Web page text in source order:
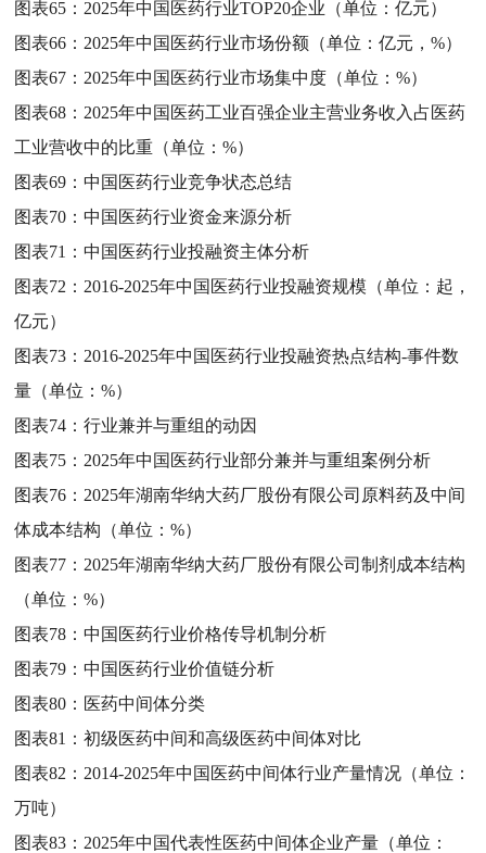
图表65： 2025年中国医药行业TOP20企业（单位：亿元）
图表66： 2025年中国医药行业市场份额（单位：亿元，%）
图表67： 2025年中国医药行业市场集中度（单位：%）
图表68： 2025年中国医药工业百强企业主营业务收入占医药
工业营收中的比重（单位：%）
图表69：中国医药行业竞争状态总结
图表70：中国医药行业资金来源分析
图表71：中国医药行业投融资主体分析
图表72： 2016-2025年中国医药行业投融资规模（单位：起，
亿元）
图表73： 2016-2025年中国医药行业投融资热点结构-事件数
量（单位：%）
图表74：行业兼并与重组的动因
图表75： 2025年中国医药行业部分兼并与重组案例分析
图表76： 2025年湖南华纳大药厂股份有限公司原料药及中间
体成本结构（单位：%）
图表77： 2025年湖南华纳大药厂股份有限公司制剂成本结构
（单位：%）
图表78：中国医药行业价格传导机制分析
图表79：中国医药行业价值链分析
图表80： 医药中间体分类
图表81：初级医药中间和高级医药中间体对比
图表82： 2014-2025年中国医药中间体行业产量情况（单位：
万吨）
图表83： 2025年中国代表性医药中间体企业产量（单位：